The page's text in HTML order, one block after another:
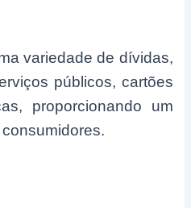
variedade de dívidas,
públicos, cartões
proporcionando um